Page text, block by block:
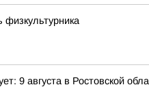
9 августа в Ростовской